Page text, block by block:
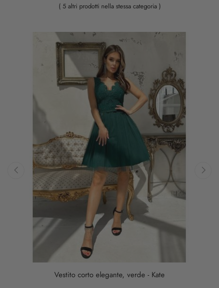
( 5 altri prodotti nella stessa categoria )
Vestito corto elegante, verde - Kate